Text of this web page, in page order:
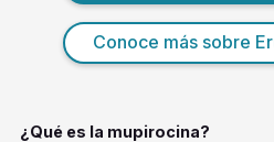
Conoce más sobre
¿Qué es la mupirocina?